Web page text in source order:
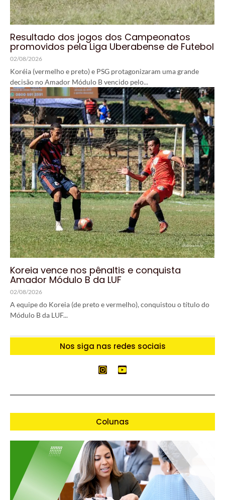
Resultado dos jogos dos Campeonatos
promovidos pela Liga Uberabense de Futebol
02/08/2026
Koréia (vermelho e preto) e PSG protagonizaram uma grande
decisão no Amador Módulo B vencido pelo...
Koreia vence nos pênaltis e conquista
Amador Módulo B da LUF
02/08/2026
A equipe do Koreia (de preto e vermelho), conquistou o título do
Módulo B da LUF...
Nos siga nas redes sociais
Colunas